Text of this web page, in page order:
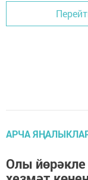
АРЧА
Олы